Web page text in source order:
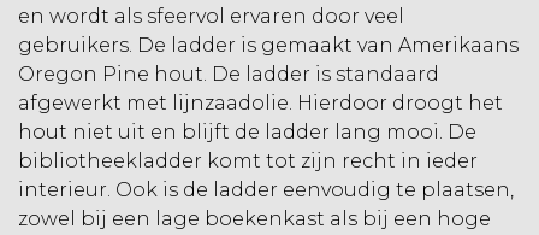
en wordt als sfeervol ervaren door veel
gebruikers. De ladder is gemaakt van Amerikaans
Oregon Pine hout. De ladder is standaard
afgewerkt met lijnzaadolie. Hierdoor droogt het
hout niet uit en blijft de ladder lang mooi. De
bibliotheekladder komt tot zijn recht in ieder
interieur. Ook is de ladder eenvoudig te plaatsen,
zowel bij een lage boekenkast als bij een hoge